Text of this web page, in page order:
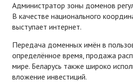
Администратор зоны доменов
В качестве национального
выступает интернет.
Передача доменных имён в
определённое время, продажа
мире. Беларусь также широко
вложение инвестиций.